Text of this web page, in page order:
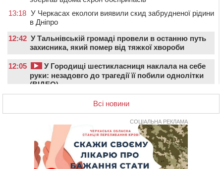
13:18 У Черкасах екологи виявили скид забрудненої рідини
в Дніпро
12:42 У Тальнівській громаді провели в останню путь
захисника, який помер від тяжкої хвороби
12:05
У Городищі шестикласниця наклала на себе
руки: незадовго до трагедії її побили однолітки
(ВІДЕО)
Учителя Черкаської гімназії №31 відзначили Премією
На Черкащині запрацювала Мистецько-краєзнавча
У Вільшанській громаді попрощалися із
захисником, який помер від тяжких поранень
Всі новини
СОЦІАЛЬНА РЕКЛАМА